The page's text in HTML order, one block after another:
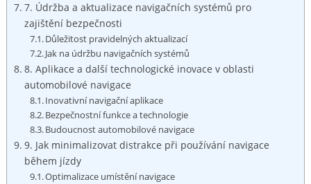
7. Údržba a aktualizace navigačních systémů pro
zajištění bezpečnosti
Důležitost pravidelných aktualizací
Jak na údržbu navigačních systémů
8. ​Aplikace a další technologické‍ inovace ⁢v oblasti
automobilové navigace
Inovativní navigační aplikace
Bezpečnostní funkce ⁢a technologie
Budoucnost automobilové navigace
9. Jak minimalizovat distrakce ⁣při používání navigace
během jízdy
Optimalizace umístění navigace